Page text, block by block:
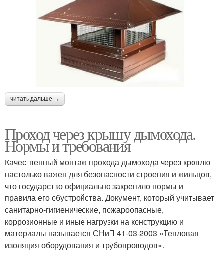
читать дальше →
Проход через крышу дымохода.
Нормы и требования
Качественный монтаж прохода дымохода через кровлю
настолько важен для безопасности строения и жильцов,
что государство официально закрепило нормы и
правила его обустройства. Документ, который учитывает
санитарно-гигиенические, пожароопасные,
коррозионные и иные нагрузки на конструкцию и
материалы называется СНиП 41-03-2003 «Тепловая
изоляция оборудования и трубопроводов».